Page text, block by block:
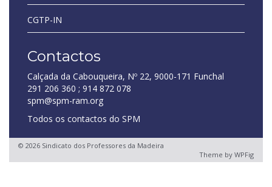
CGTP-IN
Contactos
Calçada da Cabouqueira, Nº 22, 9000-171 Funchal
291 206 360 ; 914 872 078
spm@spm-ram.org
Todos os contactos do SPM
© 2026 Sindicato dos Professores da Madeira
Theme by WPFig